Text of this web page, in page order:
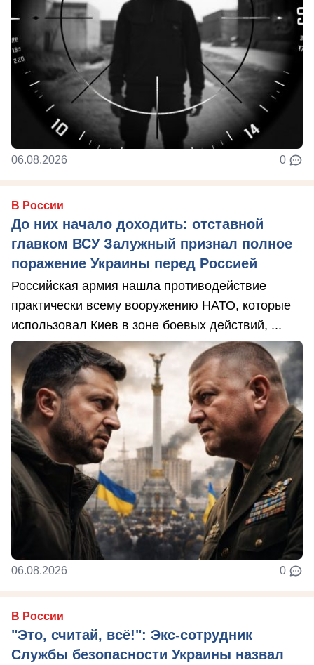
06.08.2026 0
В России
До них начало доходить: отставной
главком ВСУ Залужный признал полное
поражение Украины перед Россией
Российская армия нашла противодействие
практически всему вооружению НАТО, которые
использовал Киев в зоне боевых действий, ...
06.08.2026 0
В России
"Это, считай, всё!": Экс-сотрудник
Службы безопасности Украины назвал